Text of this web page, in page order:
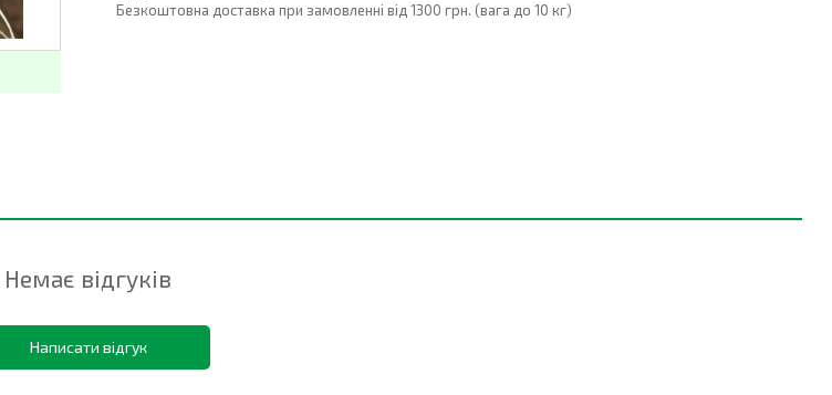
Безкоштовна доставка при замовленні від 1300 грн. (вага до 10 кг)
Немає відгуків
Написати відгук